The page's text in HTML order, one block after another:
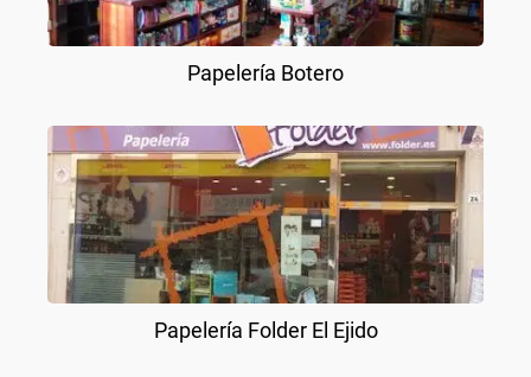
Papelería Botero
Papelería Folder El Ejido